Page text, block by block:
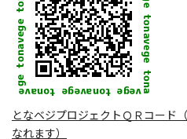
となベジプロジェクトＱＲコード
なれます）